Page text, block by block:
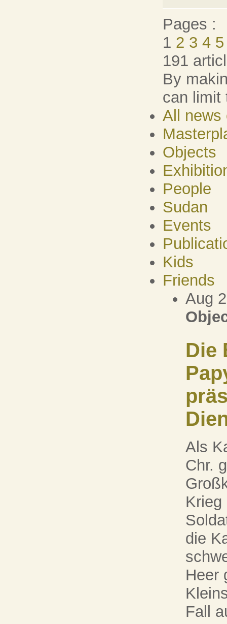
Pages :
1 2 3 4 5
191
By
can limit
All news
Objects
People
Sudan
Events
Kids
Friends
Aug
Die
Als
Chr.
Krieg
die
Heer
Fall